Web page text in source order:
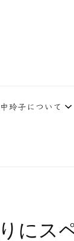
玲子について
にス